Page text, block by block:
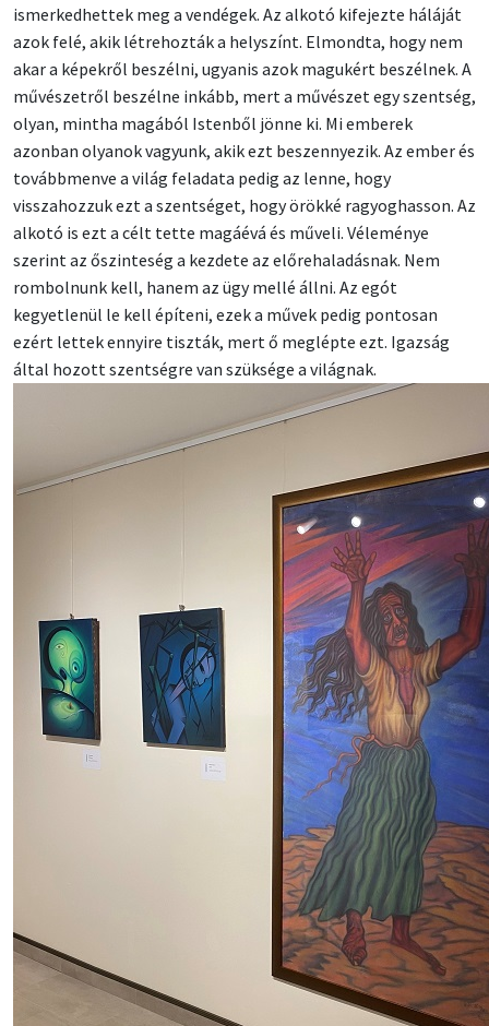
ismerkedhettek meg a vendégek. Az alkotó kifejezte háláját
azok felé, akik létrehozták a helyszínt. Elmondta, hogy nem
akar a képekről beszélni, ugyanis azok magukért beszélnek. A
művészetről beszélne inkább, mert a művészet egy szentség,
olyan, mintha magából Istenből jönne ki. Mi emberek
azonban olyanok vagyunk, akik ezt beszennyezik. Az ember és
továbbmenve a világ feladata pedig az lenne, hogy
visszahozzuk ezt a szentséget, hogy örökké ragyoghasson. Az
alkotó is ezt a célt tette magáévá és műveli. Véleménye
szerint az őszinteség a kezdete az előrehaladásnak. Nem
rombolnunk kell, hanem az ügy mellé állni. Az egót
kegyetlenül le kell építeni, ezek a művek pedig pontosan
ezért lettek ennyire tiszták, mert ő meglépte ezt. Igazság
által hozott szentségre van szüksége a világnak.